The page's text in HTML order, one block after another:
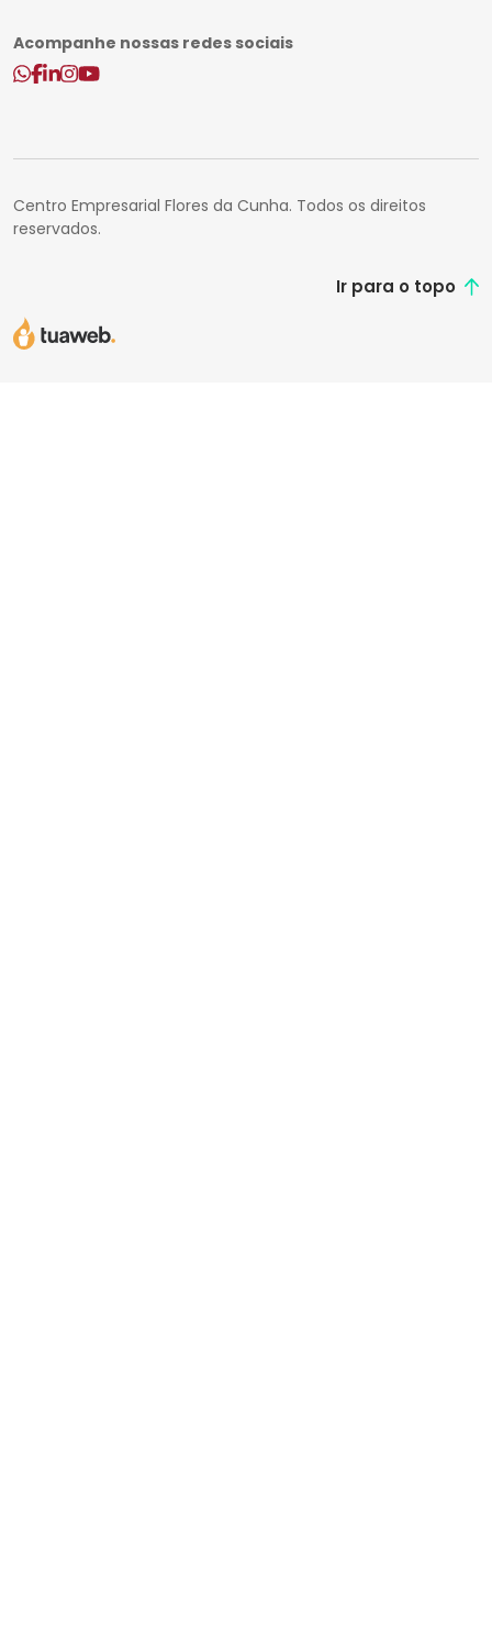
Acompanhe nossas redes sociais
Centro Empresarial Flores da Cunha. Todos os direitos
reservados.
Ir para o topo